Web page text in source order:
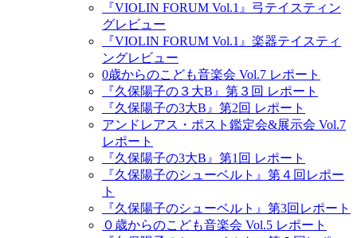
『VIOLIN FORUM Vol.1』弓テイスティン
グレビュー
『VIOLIN FORUM Vol.1』楽器テイスティ
ングレビュー
0歳からのこども音楽会 Vol.7 レポート
『久保陽子の３大B』第３回 レポート
『久保陽子の3大B』第2回 レポート
アンドレアス・ポスト鑑定会&展示会 Vol.7
レポート
『久保陽子の3大B』第1回 レポート
『久保陽子のシューベルト』第４回レポー
ト
『久保陽子のシューベルト』第3回レポート
０歳からのこども音楽会 Vol.5 レポート